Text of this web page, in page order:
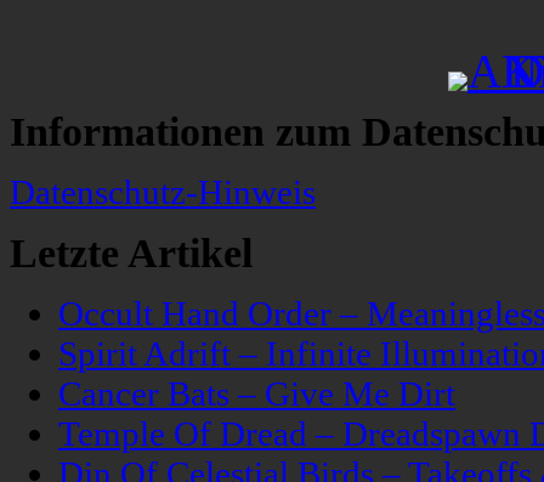
Informationen zum
Datenschutz-Hinweis
Letzte Artikel
Occult Hand Order –
Spirit Adrift – Infinite
Cancer Bats – Give Me Dirt
Temple Of Dread – Dreadspawn
Din Of Celestial Birds –